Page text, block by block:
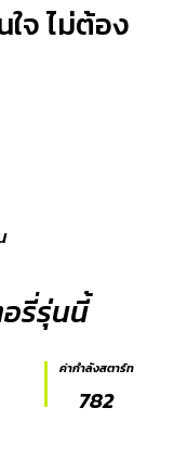
จ ไม่ต้อง
รี่รุ่นนี้
ค่ากำลังสตาร์ท
782